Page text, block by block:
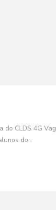
do CLDS 4G
do...